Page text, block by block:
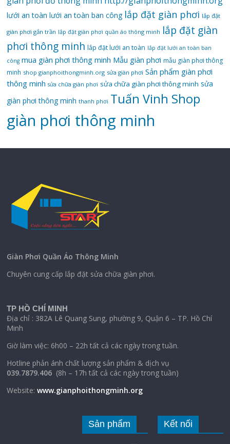
lưới an toàn lưới an toàn ban công lắp đặt giàn phơi lắp đặt
giàn phơi gắn trần lắp đặt giàn phơi quần áo thông minh lắp đặt giàn
phơi thông minh lắp đặt lưới an toàn lắp đặt lưới an toàn ban
công mua giàn phơi thông minh Mẫu giàn phơi mẫu giàn phơi thông
minh shop gianphoithongminh.org sửa giàn phơi Sản phẩm giàn phơi
thông minh sửa chữa giàn phơi sửa chữa giàn phơi thông minh sửa
giàn phơi thông minh thanh phơi Tuấn Vinh Shop
‌giàn‌ ‌phơi‌ ‌thông‌ ‌minh
Giàn Phơi Quần Áo Thông Minh
Chuyên cung cấp lắp đặt sửa chữa giàn phơi.
TP HỒ CHÍ MINH
Địa chỉ : 382A Lê Quang Sung, phường 9, Quận 6 – TP. Hồ Chí
Minh
Giờ làm việc: 6h00 – 22h tất cả các ngày trong tuần.
Hotline phản ánh chất lượng sản phẩm & dịch vụ
039.7879.406 (8h – 17h tất cả các ngày trong tuần)
Website:www.gianphoithongminh.org
Sản phẩm Kết nối